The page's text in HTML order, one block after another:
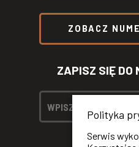
ZOBACZ
ZAPISZ SIĘ DO
Polityka
Serwis